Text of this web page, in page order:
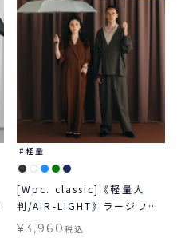
軽量
[Wpc. classic]《軽量大
判/AIR-LIGHT》ラージフォ
ールディング アンブレラ
¥3,960 税込